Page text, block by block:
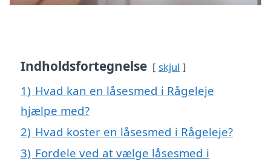
Indholdsfortegnelse skjul
1) Hvad kan en låsesmed i Rågeleje
hjælpe med?
2) Hvad koster en låsesmed i Rågeleje?
3) Fordele ved at vælge låsesmed i